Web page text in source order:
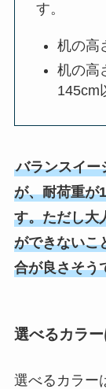
す。
机の高
机の高
145cm
バランスイー
が、耐荷重が
す。ただし大
ができないこ
合が良さそう
選べるカラ
選べるカラー